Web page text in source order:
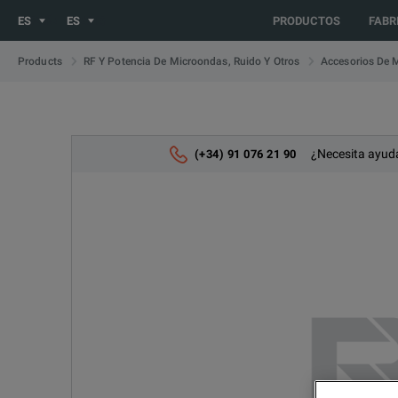
You are browsing the ES site. Would you like to be
ES ES PRODUCTOS
Products RF Y Potencia De Microondas, Ruido Y Otros Accesorios De
(+34) 91 076 21 90 ¿Necesita